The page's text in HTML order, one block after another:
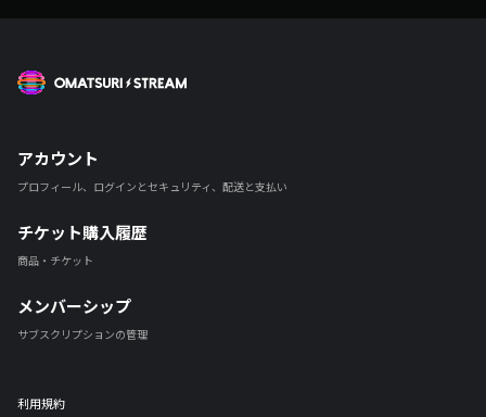
アカウント
プロフィール、ログインとセキュリティ、配送と支払い
チケット購入履歴
商品・チケット
メンバーシップ
サブスクリプションの管理
利用規約